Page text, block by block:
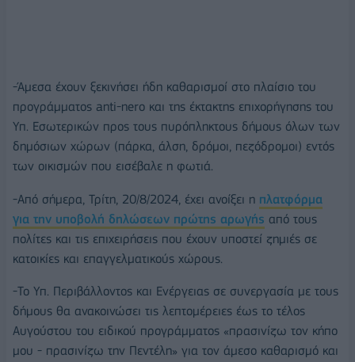
-Άμεσα έχουν ξεκινήσει ήδη καθαρισμοί στο πλαίσιο του
προγράμματος anti-nero και της έκτακτης επιχορήγησης του
Υπ. Εσωτερικών προς τους πυρόπληκτους δήμους όλων των
δημόσιων χώρων (πάρκα, άλση, δρόμοι, πεζόδρομοι) εντός
των οικισμών που εισέβαλε η φωτιά.
-Από σήμερα, Τρίτη, 20/8/2024, έχει ανοίξει η πλατφόρμα
για την υποβολή δηλώσεων πρώτης αρωγής από τους
πολίτες και τις επιχειρήσεις που έχουν υποστεί ζημιές σε
κατοικίες και επαγγελματικούς χώρους.
-Το Υπ. Περιβάλλοντος και Ενέργειας σε συνεργασία με τους
δήμους θα ανακοινώσει τις λεπτομέρειες έως το τέλος
Αυγούστου του ειδικού προγράμματος «πρασινίζω τον κήπο
μου - πρασινίζω την Πεντέλη» για τον άμεσο καθαρισμό και